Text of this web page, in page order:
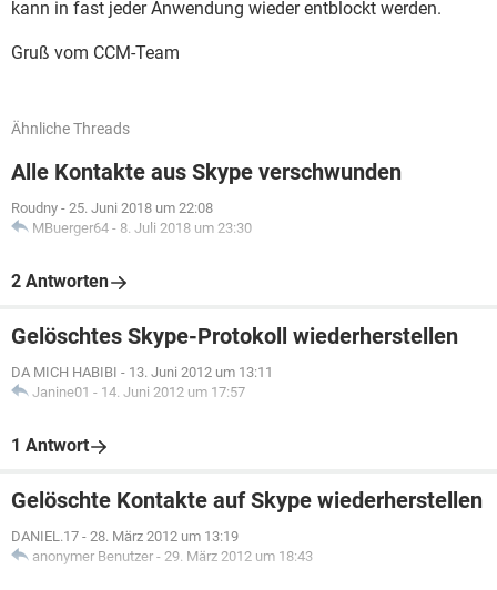
kann in fast jeder Anwendung wieder entblockt werden.
Gruß vom CCM-Team
Ähnliche Threads
Alle Kontakte aus Skype verschwunden
Roudny - 25. Juni 2018 um 22:08
MBuerger64 - 8. Juli 2018 um 23:30
2 Antworten
Gelöschtes Skype-Protokoll wiederherstellen
DA MICH HABIBI - 13. Juni 2012 um 13:11
Janine01 - 14. Juni 2012 um 17:57
1 Antwort
Gelöschte Kontakte auf Skype wiederherstellen
DANIEL.17 - 28. März 2012 um 13:19
anonymer Benutzer - 29. März 2012 um 18:43